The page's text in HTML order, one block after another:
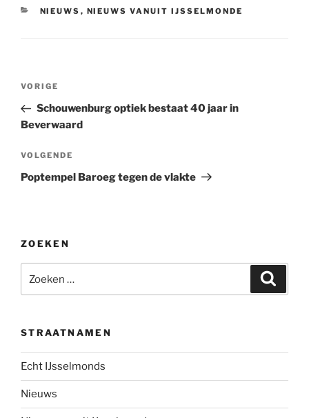
CATEGORIEËN
NIEUWS , NIEUWS VANUIT IJSSELMONDE
Bericht
Vorig
bericht
VORIGE
Schouwenburg optiek bestaat 40 jaar in
Beverwaard
Volgend
bericht
VOLGENDE
Poptempel Baroeg tegen de vlakte
ZOEKEN
naar:
STRAATNAMEN
Echt IJsselmonds
Nieuws